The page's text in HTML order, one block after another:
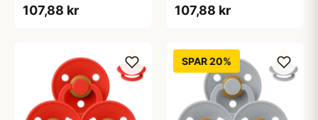
107,88 kr 107,88 kr
SPAR 20%